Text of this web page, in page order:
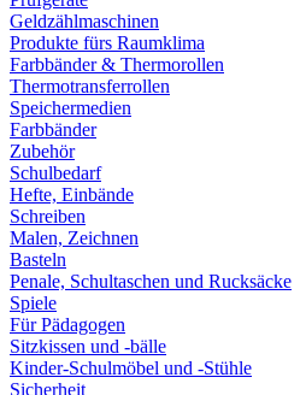
Geldzählmaschinen
Produkte fürs Raumklima
Farbbänder & Thermorollen
Thermotransferrollen
Speichermedien
Farbbänder
Zubehör
Schulbedarf
Hefte, Einbände
Schreiben
Malen, Zeichnen
Basteln
Penale, Schultaschen und Rucksäcke
Spiele
Für Pädagogen
Sitzkissen und -bälle
Kinder-Schulmöbel und -Stühle
Sicherheit